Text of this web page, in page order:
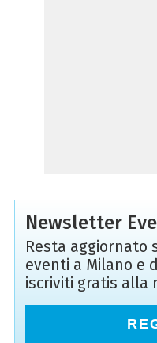
Newsletter
Resta aggiornato
eventi a Milano e
iscriviti gratis alla